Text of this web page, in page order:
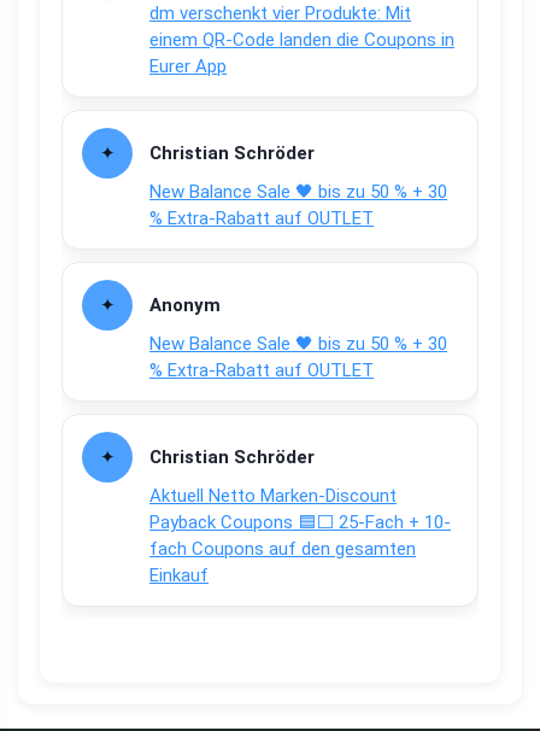
dm verschenkt vier Produkte: Mit
einem QR-Code landen die Coupons in
Eurer App
Christian Schröder
New Balance Sale 🖤 bis zu 50 % + 30
% Extra-Rabatt auf OUTLET
Anonym
New Balance Sale 🖤 bis zu 50 % + 30
% Extra-Rabatt auf OUTLET
Christian Schröder
Aktuell Netto Marken-Discount
Payback Coupons 🟦⬜ 25-Fach + 10-
fach Coupons auf den gesamten
Einkauf